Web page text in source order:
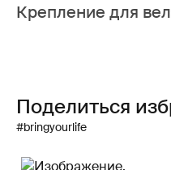
Крепление для
Поделиться
#bringyourlife